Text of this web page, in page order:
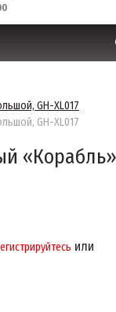
GH-XL017
GH-XL017
или